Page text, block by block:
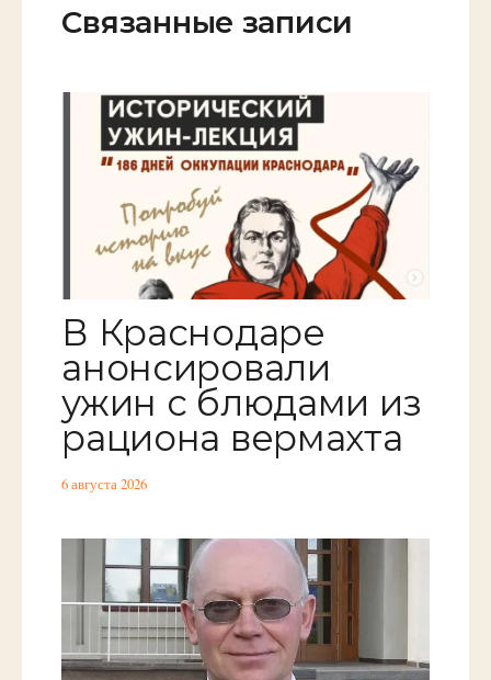
Связанные записи
В Краснодаре
анонсировали
ужин с блюдами из
рациона вермахта
6 августа 2026